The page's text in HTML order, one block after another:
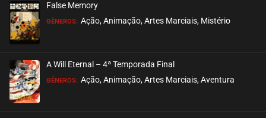
False Memory
GÊNEROS: Ação, Animação, Artes Marciais, Mistério
A Will Eternal – 4ª Temporada Final
GÊNEROS: Ação, Animação, Artes Marciais, Aventura